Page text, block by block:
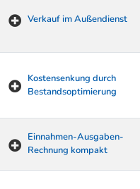
Verkauf im Außendienst
Kostensenkung durch
Bestandsoptimierung
Einnahmen-Ausgaben-
Rechnung kompakt